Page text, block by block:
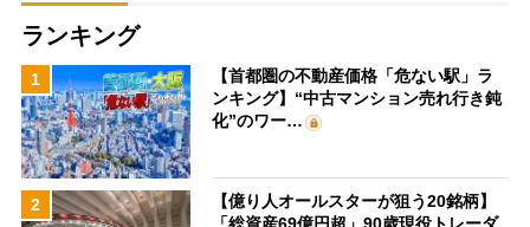
ランキング
1
【首都圏の不動産価格「危ない駅」ラ
ンキング】“中古マンション売れ行き鈍
化”のワー…
2
【億り人オールスターが狙う20銘柄】
「総資産69億円超」90歳現役トレーダ